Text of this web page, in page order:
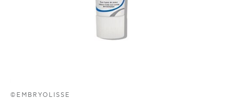
©EMBRYOLISSE